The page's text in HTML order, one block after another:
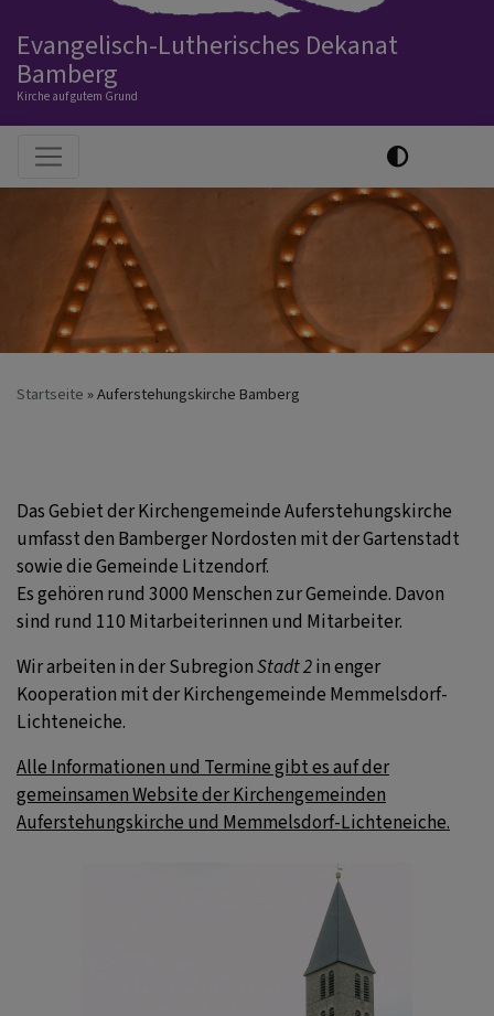
Evangelisch-Lutherisches Dekanat
Bamberg
Kirche auf gutem Grund
Hauptnavigation
Startseite Auferstehungskirche Bamberg
Das Gebiet der Kirchengemeinde Auferstehungskirche
umfasst den Bamberger Nordosten mit der Gartenstadt
sowie die Gemeinde Litzendorf.
Es gehören rund 3000 Menschen zur Gemeinde. Davon
sind rund 110 Mitarbeiterinnen und Mitarbeiter.
Wir arbeiten in der SubregionStadt 2in enger
Kooperation mit der Kirchengemeinde Memmelsdorf-
Lichteneiche.
Alle Informationen und Termine gibt es auf der
gemeinsamen Website der Kirchengemeinden
Auferstehungskirche und Memmelsdorf-Lichteneiche.